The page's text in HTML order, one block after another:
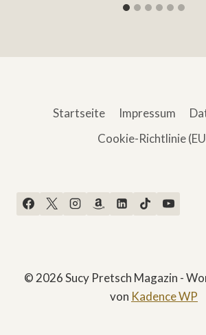
Startseite Impressum
Cookie-Richtlinie
© 2026 Sucy Pretsch Magazin -
von Kadence WP